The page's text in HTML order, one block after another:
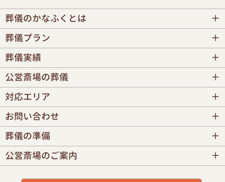
葬儀のかなふくとは
葬儀プラン
葬儀実績
公営斎場の葬儀
対応エリア
お問い合わせ
葬儀の準備
公営斎場のご案内